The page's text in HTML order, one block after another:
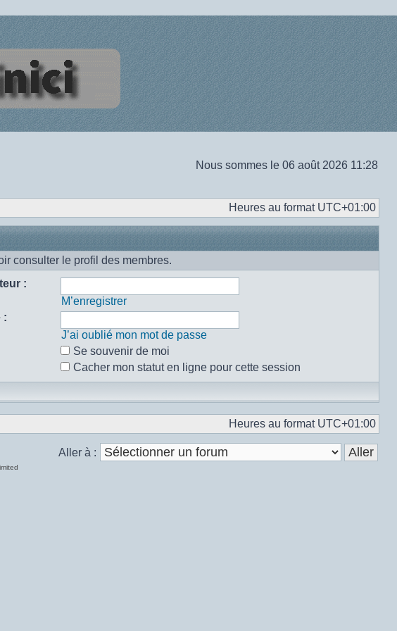
Nous sommes le 06 août 2026 11:28
Heures au format UTC+01:00
consulter le profil des membres.
:
M’enregistrer
:
J’ai oublié mon mot de passe
Se souvenir de moi
Cacher mon statut en ligne pour cette session
Heures au format UTC+01:00
Aller à :